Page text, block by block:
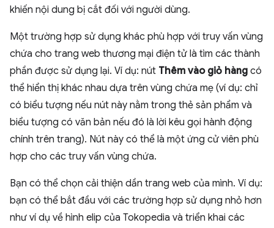
khiến nội dung bị cắt đối với người dùng.
Một trường hợp sử dụng khác phù hợp với truy vấn vùng
chứa cho trang web thương mại điện tử là tìm các thành
phần được sử dụng lại. Ví dụ: nút Thêm vào giỏ hàng có
thể hiển thị khác nhau dựa trên vùng chứa mẹ (ví dụ: chỉ
có biểu tượng nếu nút này nằm trong thẻ sản phẩm và
biểu tượng có văn bản nếu đó là lời kêu gọi hành động
chính trên trang). Nút này có thể là một ứng cử viên phù
hợp cho các truy vấn vùng chứa.
Bạn có thể chọn cải thiện dần trang web của mình. Ví dụ:
bạn có thể bắt đầu với các trường hợp sử dụng nhỏ hơn
như ví dụ về hình elip của Tokopedia và triển khai các